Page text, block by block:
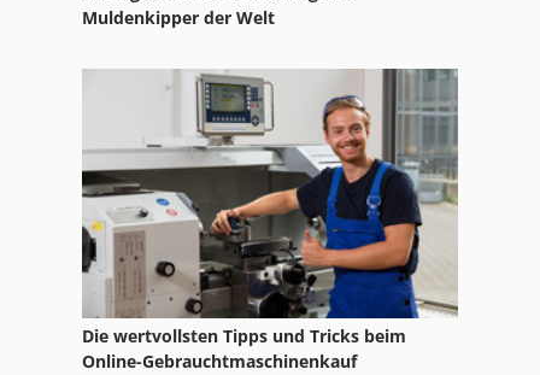
Kaeser Td 51
Kaeser Te 91
Kaeser Trockner
Muldenkipper der Welt
Die wertvollsten Tipps und Tricks beim
Online-Gebrauchtmaschinenkauf